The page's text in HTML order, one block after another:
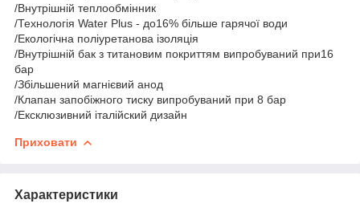
/Внутрішній теплообмінник
/Технологія Water Plus - до16% більше гарячої води
/Екологічна поліуретанова ізоляція
/Внутрішній бак з титановим покриттям випробуваний при16
бар
/Збільшений магнієвий анод
/Клапан запобіжного тиску випробуваний при 8 бар
/Ексклюзивний італійский дизайн
Приховати
Характеристики